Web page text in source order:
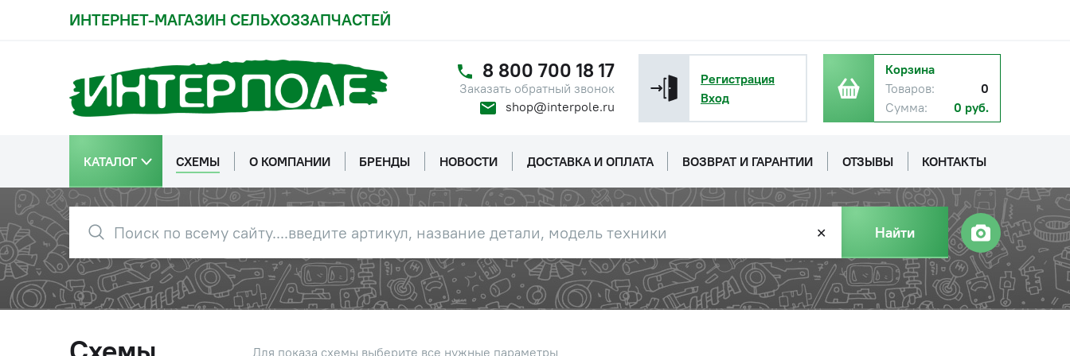
ИНТЕРНЕТ-МАГАЗИН СЕЛЬХОЗЗАПЧАСТЕЙ
8 800 700 18 17
Заказать обратный звонок
shop@interpole.ru
Регистрация
Вход
Корзина
Товаров:
0
Сумма:
0 руб.
КАТАЛОГ СХЕМЫ О КОМПАНИИ БРЕНДЫ НОВОСТИ ДОСТАВКА И ОПЛАТА ВОЗВРАТ И ГАРАНТИИ ОТЗЫВЫ КОНТАКТЫ
✕ Найти
Для показа схемы выберите все нужные параметры